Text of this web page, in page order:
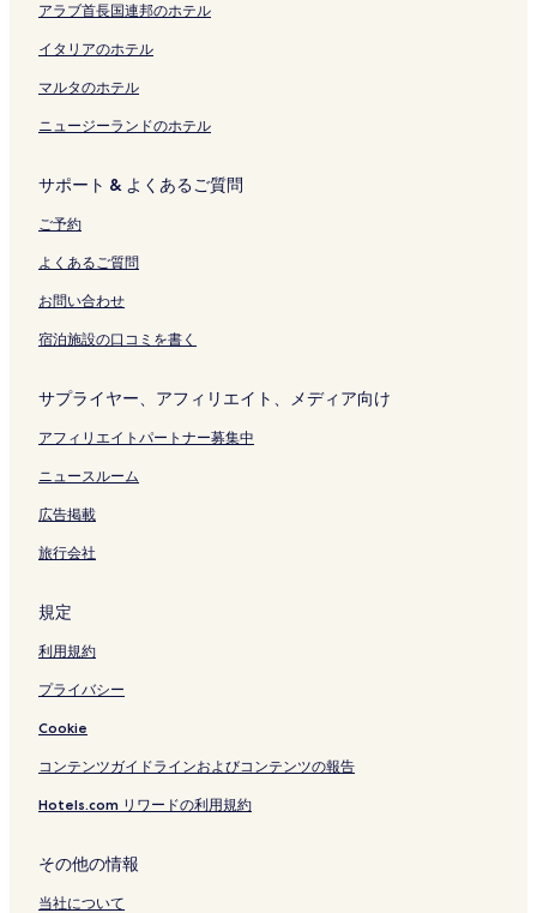
を
開
く
リ
ク
ク
ン
ク
l
の
ペ
ー
を
リ
ン
ク
u
r
a
の
ー
開
く
リ
ン
リ
ン
ク
a
の
ペ
ー
を
リ
ン
ク
e
l
の
ペ
ジ
く
リ
ン
ク
ン
ク
リ
ン
ク
アラブ首長国連邦のホテル
イタリアのホテル
マルタのホテル
ニュージーランドのホテル
サポート & よくあるご質問
ご予約
よくあるご質問
お問い合わせ
宿泊施設の口コミを書く
サプライヤー、アフィリエイト、メディア向け
アフィリエイトパートナー募集中
ニュースルーム
広告掲載
旅行会社
規定
利用規約
プライバシー
Cookie
コンテンツガイドラインおよびコンテンツの報告
Hotels.com リワードの利用規約
その他の情報
当社について